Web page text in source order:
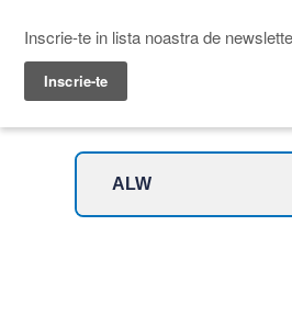
Menu
Prime Transaction